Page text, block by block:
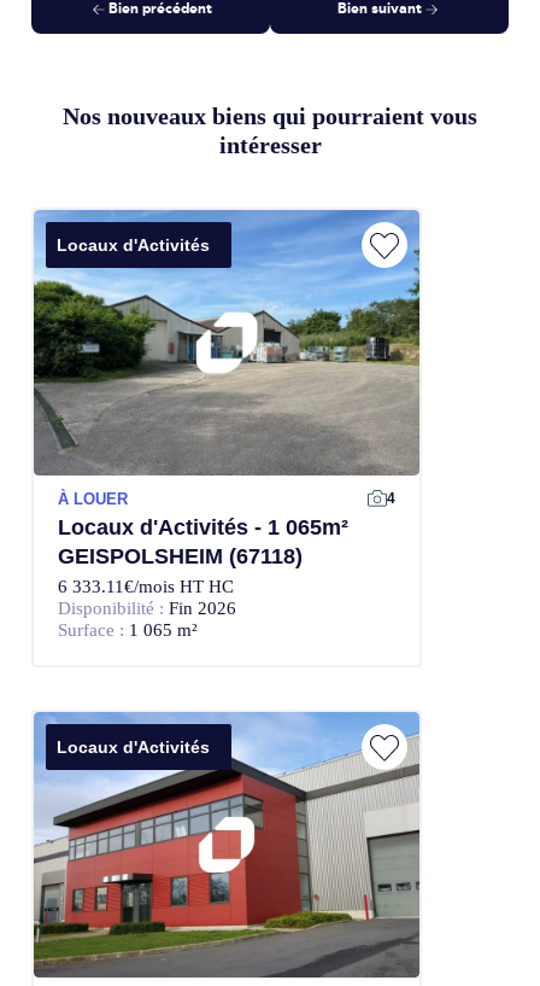
Bien précédent Bien suivant
Nos nouveaux biens qui pourraient vous
intéresser
Locaux d'Activités
À LOUER 4
Locaux d'Activités - 1 065m²
GEISPOLSHEIM (67118)
6 333.11€/mois HT HC
Disponibilité : Fin 2026
Surface : 1 065 m²
Locaux d'Activités